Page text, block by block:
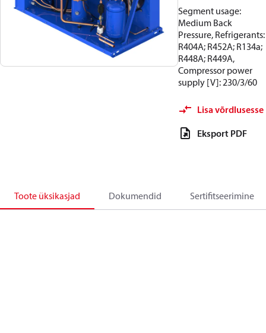
Segment usage:
Medium Back
Pressure, Refrigerants:
R404A; R452A; R134a;
R448A; R449A,
Compressor power
supply [V]: 230/3/60
Lisa võrdlusesse
Eksport PDF
Toote üksikasjad Dokumendid Sertifitseerimine